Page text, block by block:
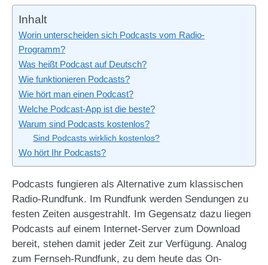
Inhalt
Worin unterscheiden sich Podcasts vom Radio-
Programm?
Was heißt Podcast auf Deutsch?
Wie funktionieren Podcasts?
Wie hört man einen Podcast?
Welche Podcast-App ist die beste?
Warum sind Podcasts kostenlos?
Sind Podcasts wirklich kostenlos?
Wo hört Ihr Podcasts?
Podcasts fungieren als Alternative zum klassischen
Radio-Rundfunk. Im Rundfunk werden Sendungen zu
festen Zeiten ausgestrahlt. Im Gegensatz dazu liegen
Podcasts auf einem Internet-Server zum Download
bereit, stehen damit jeder Zeit zur Verfügung. Analog
zum Fernseh-Rundfunk, zu dem heute das On-